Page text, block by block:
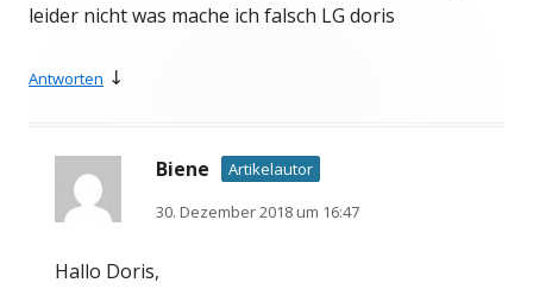
leider nicht was mache ich falsch LG doris
Antworten ↓
Biene
Artikelautor
30. Dezember 2018 um 16:47
Hallo Doris,